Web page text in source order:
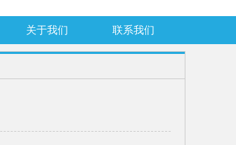
关于我们 联系我们